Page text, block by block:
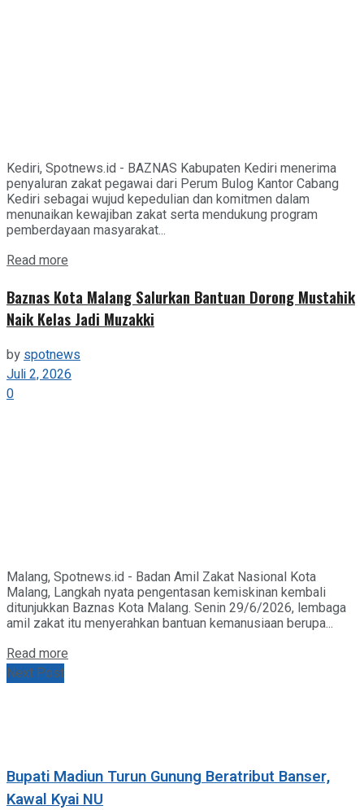
Kediri, Spotnews.id - BAZNAS Kabupaten Kediri menerima
penyaluran zakat pegawai dari Perum Bulog Kantor Cabang
Kediri sebagai wujud kepedulian dan komitmen dalam
menunaikan kewajiban zakat serta mendukung program
pemberdayaan masyarakat...
Read more
Baznas Kota Malang Salurkan Bantuan Dorong Mustahik
Naik Kelas Jadi Muzakki
byspotnews
Juli 2, 2026
0
Malang, Spotnews.id - Badan Amil Zakat Nasional Kota
Malang, Langkah nyata pengentasan kemiskinan kembali
ditunjukkan Baznas Kota Malang. Senin 29/6/2026, lembaga
amil zakat itu menyerahkan bantuan kemanusiaan berupa...
Read more
Next Post
Bupati Madiun Turun Gunung Beratribut Banser,
Kawal Kyai NU